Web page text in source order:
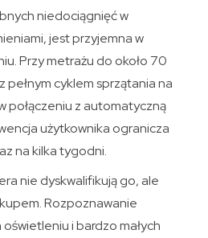
niedociągnięć w
jest przyjemna w
Przy metrażu do około 70
pełnym cyklem sprzątania na
połączeniu z automatyczną
użytkownika ogranicza
na kilka tygodni.
nie dyskwalifikują go, ale
Rozpoznawanie
i bardzo małych